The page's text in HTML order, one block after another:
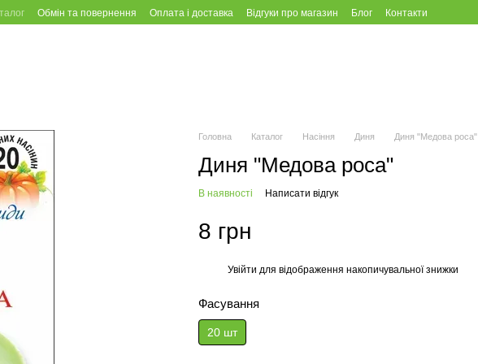
Обмін та повернення Оплата і доставка Відгуки про магазин Блог Контакти
Головна Каталог Насіння Диня Диня "Медова роса"
Диня "Медова роса"
В наявності Написати відгук
8 грн
Увійти для відображення накопичувальної знижки
Фасування
20 шт